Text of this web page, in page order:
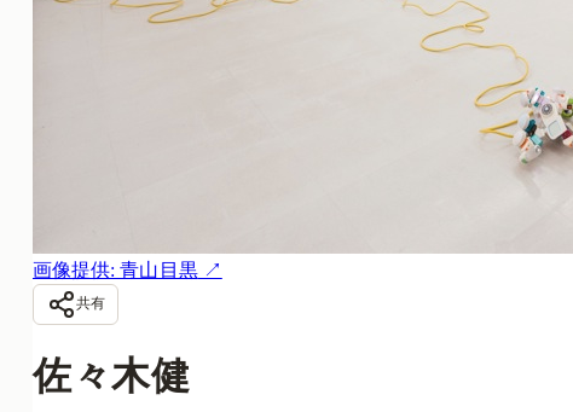
画像提供: 青山目黒↗
共有
佐々木健